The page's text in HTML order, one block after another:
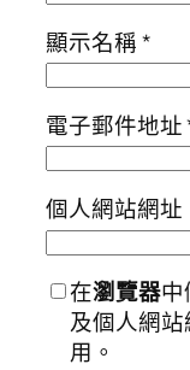
顯示名稱*
電子郵件地址
個人網站網址
在瀏覽器中
及個人網
用。